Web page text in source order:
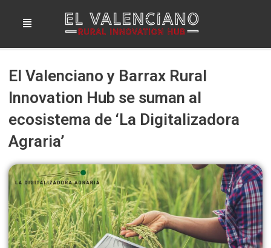
Menú
El Valenciano y Barrax Rural
Innovation Hub se suman al
ecosistema de ‘La Digitalizadora
Agraria’